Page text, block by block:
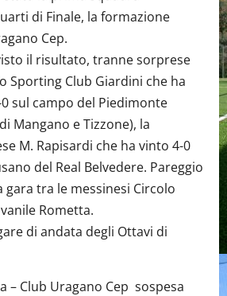
di Finale, la formazione
Cep.
il risultato, tranne sorprese
Sporting Club Giardini che ha
sul campo del Piedimonte
Mangano e Tizzone), la
M. Rapisardi che ha vinto 4-0
del Real Belvedere. Pareggio
gara tra le messinesi Circolo
Rometta.
di andata degli Ottavi di
– Club Uragano Cep sospesa